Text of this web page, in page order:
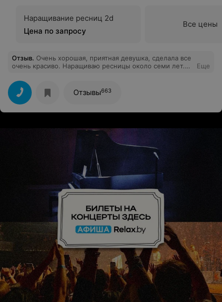
Наращивание ресниц 2d
Цена по запросу
Все цены
Отзыв. Очень хорошая, приятная девушка, сделала все
очень красиво. Наращиваю ресницы около семи лет.
очень тонкие, но эффект супер натуральный. Для меня
пока непривычно, но удобно. Не подойдет для тех кто
любит,, кукольный,, эффект. Как будут носиться-не
могу сказать (делала первый раз в этой студии и у
этого мастера). Сегодня третий день носки: все на
сделано профессионально. Время: снятие +
наращивание= около двух с половиной часов. Плюс
Еще
Отзывы663